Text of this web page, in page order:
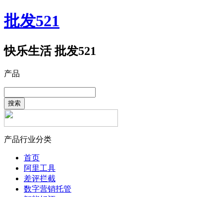
批发521
快乐生活 批发521
产品
搜索
产品行业分类
首页
阿里工具
差评拦截
数字营销托管